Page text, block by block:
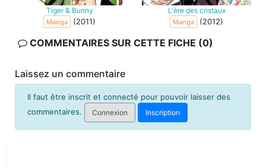
Tiger & Bunny
Manga (2011)
L'ère des cristaux
Manga (2012)
COMMENTAIRES SUR CETTE FICHE (0)
Laissez un commentaire
Il faut être inscrit et connecté pour pouvoir laisser des
commentaires.
Connexion Inscription